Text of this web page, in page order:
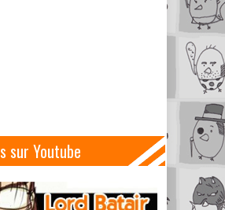
sur Youtube